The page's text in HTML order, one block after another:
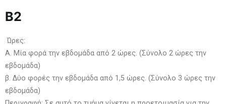
B2
Ώρες:
Α. Μία φορά την εβδομάδα από 2 ώρες. (Σύνολο 2 ώρες την
εβδομάδα)
β. Δύο φορές την εβδομάδα από 1,5 ώρες. (Σύνολο 3 ώρες την
εβδομάδα)